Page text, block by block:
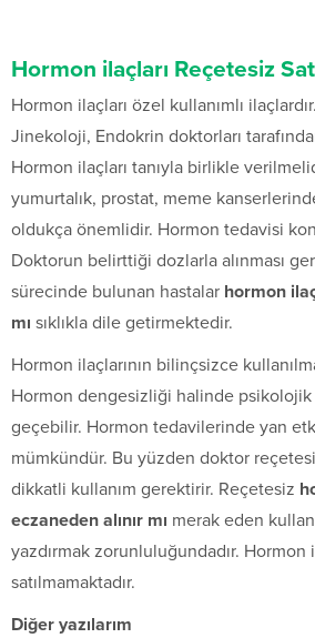
Hormon ilaçları Reçetesiz
Hormon ilaçları özel kullanımlı
Jinekoloji, Endokrin doktorları
Hormon ilaçları tanıyla birlikle
yumurtalık, prostat, meme
oldukça önemlidir. Hormon tedavisi
Doktorun belirttiği dozlarla alınması
sürecinde bulunan hastalar hormon
mı sıklıkla dile getirmektedir.
Hormon ilaçlarının bilinçsizce
Hormon dengesizliği halinde
geçebilir. Hormon tedavilerinde yan
mümkündür. Bu yüzden doktor
dikkatli kullanım gerektirir. Reçetesiz
eczaneden alınır mı merak eden
yazdırmak zorunluluğundadır. Hormon
satılmamaktadır.
Diğer yazılarım